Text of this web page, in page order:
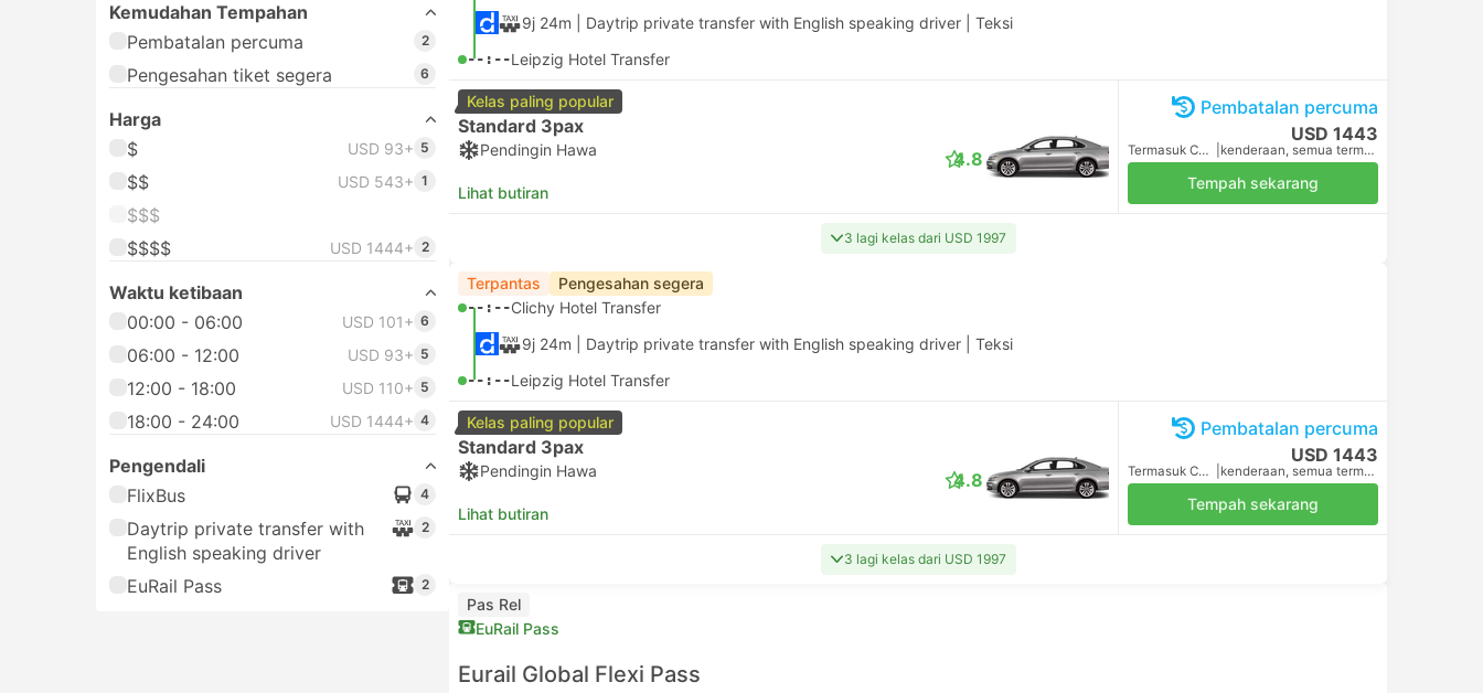
Kemudahan Tempahan
Pembatalan percuma
2
Pengesahan tiket segera 6
Harga
$
USD 93+ 5
$$ USD 543+ 1
$$$
$$$$
USD 1444+ 2
Waktu ketibaan
00:00 - 06:00
USD 101+ 6
06:00 - 12:00 USD 93+ 5
12:00 - 18:00 USD 110+ 5
18:00 - 24:00 USD 1444+ 4
Pengendali
FlixBus
4
Daytrip private transfer with
English speaking driver
2
EuRail Pass 2
9j 24m | Daytrip private transfer with English speaking driver Teksi
--:--Leipzig Hotel Transfer
Kelas paling popular
Standard 3pax
Pendingin Hawa
Lihat butiran
4.8
Pembatalan percuma
USD 1443
Termasuk Cukai kenderaan, semua termasuk
Tempah sekarang
3 lagi kelas dari USD 1997
Terpantas Pengesahan segera
--:--Clichy Hotel Transfer
9j 24m | Daytrip private transfer with English speaking driver Teksi
--:--Leipzig Hotel Transfer
Kelas paling popular
Standard 3pax
Pendingin Hawa
Lihat butiran
4.8
Pembatalan percuma
USD 1443
Termasuk Cukai kenderaan, semua termasuk
Tempah sekarang
3 lagi kelas dari USD 1997
Pas Rel
EuRail Pass
Eurail Global Flexi Pass